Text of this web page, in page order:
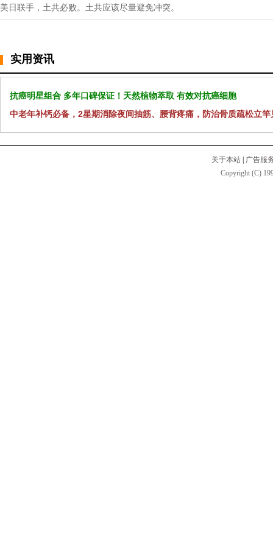
美日联手，土共必败。土共应该尽量避免冲突。
实用资讯
抗癌明星组合 多年口碑保证！天然植物萃取 有效对抗癌细胞
中老年补钙必备，2星期消除夜间抽筋、腰背疼痛，防治骨质疏松立竿
关于本站
广告服
Copyright (C)